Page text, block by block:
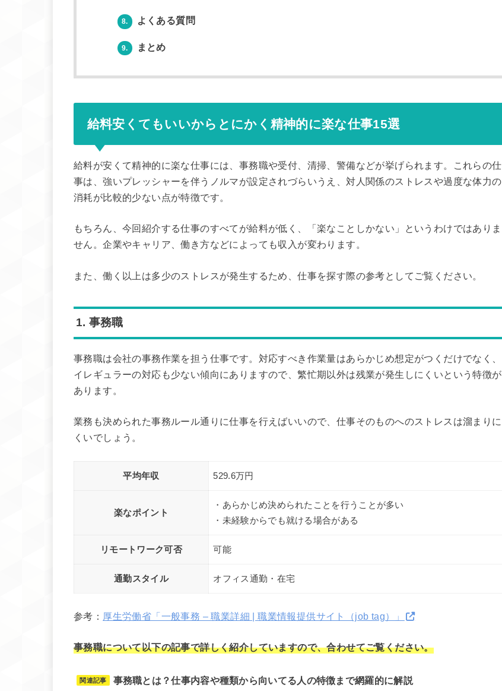
8. よくある質問
9. まとめ
給料安くてもいいからとにかく精神的に楽な仕事15選
給料が安くて精神的に楽な仕事には、事務職や受付、清掃、警備などが挙げられます。これらの仕
事は、強いプレッシャーを伴うノルマが設定されづらいうえ、対人関係のストレスや過度な体力の
消耗が比較的少ない点が特徴です。
もちろん、今回紹介する仕事のすべてが給料が低く、「楽なことしかない」というわけではありま
せん。企業やキャリア、働き方などによっても収入が変わります。
また、働く以上は多少のストレスが発生するため、仕事を探す際の参考としてご覧ください。
1. 事務職
事務職は会社の事務作業を担う仕事です。対応すべき作業量はあらかじめ想定がつくだけでなく、
イレギュラーの対応も少ない傾向にありますので、繁忙期以外は残業が発生しにくいという特徴が
あります。
業務も決められた事務ルール通りに仕事を行えばいいので、仕事そのものへのストレスは溜まりに
くいでしょう。
平均年収 529.6万円
楽なポイント
・あらかじめ決められたことを行うことが多い
・未経験からでも就ける場合がある
リモートワーク可否 可能
通勤スタイル オフィス通勤・在宅
参考： 厚生労働省「一般事務 – 職業詳細 | 職業情報提供サイト（job tag）」
事務職について以下の記事で詳しく紹介していますので、合わせてご覧ください。
関連記事 事務職とは？仕事内容や種類から向いてる人の特徴まで網羅的に解説